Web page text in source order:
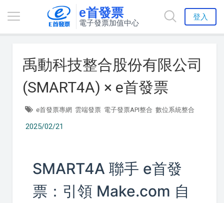
e首發票
電子發票加值中心
登入
禹動科技整合股份有限公司
(SMART4A) × e首發票
e首發票專網 雲端發票 電子發票API整合 數位系統整合
2025/02/21
SMART4A 聯手 e首發
票：引領 Make.com 自